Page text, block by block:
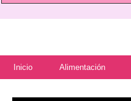
Inicio Alimentación